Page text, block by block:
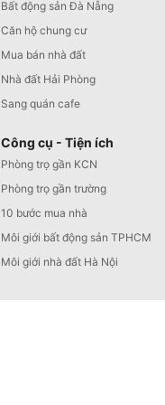
Bất động sản Đà Nẵng
Căn hộ chung cư
Mua bán nhà đất
Nhà đất Hải Phòng
Sang quán cafe
Công cụ - Tiện ích
Phòng trọ gần KCN
Phòng trọ gần trường
10 bước mua nhà
Môi giới bất động sản TPHCM
Môi giới nhà đất Hà Nội